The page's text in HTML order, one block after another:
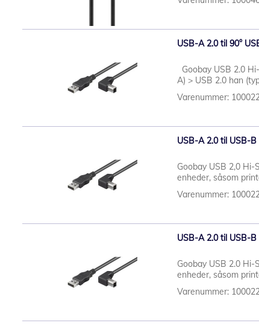
USB-A 2.0 til 90°
Goobay USB 2.0
A) > USB 2.0 han
Varenummer:
USB-A 2.0 til USB-
Goobay USB 2,0
enheder, såsom
Varenummer:
USB-A 2.0 til USB-
Goobay USB 2.0
enheder, såsom
Varenummer: